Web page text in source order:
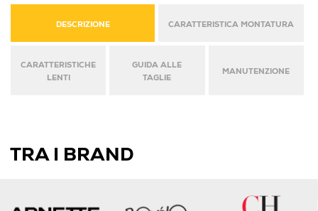
DESCRIZIONE CARATTERISTICA MONTATURA
CARATTERISTICHE
LENTI
GUIDA ALLE
TAGLIE
MANUTENZIONE
TRA I BRAND